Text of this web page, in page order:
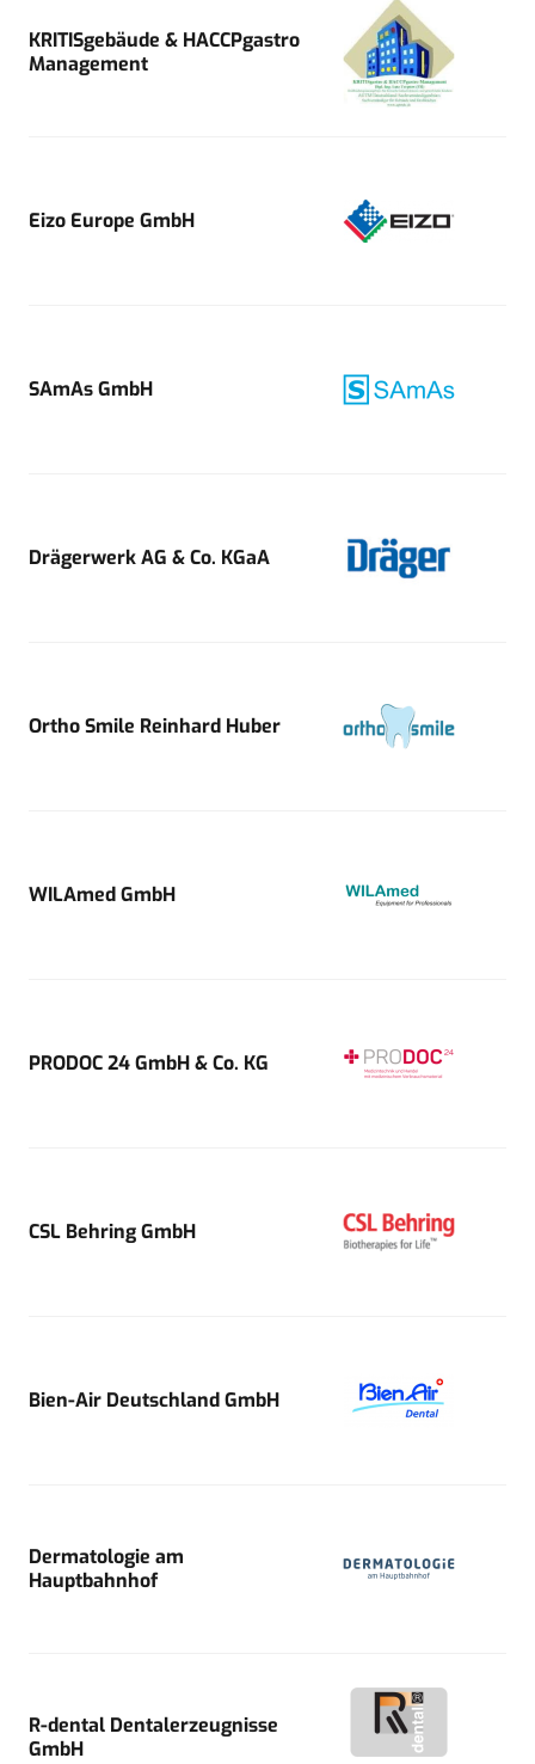
KRITISgebäude & HACCPgastro
Management
Eizo Europe GmbH
SAmAs GmbH
Drägerwerk AG & Co. KGaA
Ortho Smile Reinhard Huber
WILAmed GmbH
PRODOC 24 GmbH & Co. KG
CSL Behring GmbH
Bien-Air Deutschland GmbH
Dermatologie am
Hauptbahnhof
R-dental Dentalerzeugnisse
GmbH